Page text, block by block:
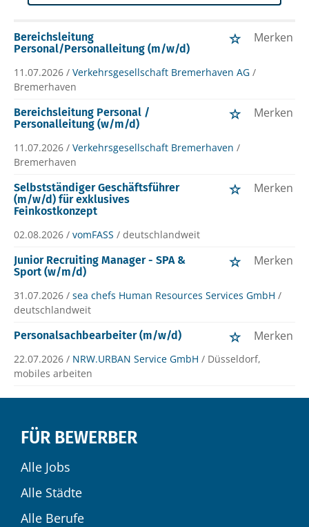
Bereichsleitung
Personal/Personalleitung (m/w/d)
Merken
11.07.2026 / Verkehrsgesellschaft Bremerhaven AG /
Bremerhaven
Bereichsleitung Personal /
Personalleitung (w/m/d)
Merken
11.07.2026 / Verkehrsgesellschaft Bremerhaven /
Bremerhaven
Selbstständiger Geschäftsführer
(m/w/d) für exklusives
Feinkostkonzept
Merken
02.08.2026 / vomFASS / deutschlandweit
Junior Recruiting Manager - SPA &
Sport (w/m/d)
Merken
31.07.2026 / sea chefs Human Resources Services GmbH /
deutschlandweit
Personalsachbearbeiter (m/w/d)
Merken
22.07.2026 / NRW.URBAN Service GmbH / Düsseldorf,
mobiles arbeiten
FÜR BEWERBER
Alle Jobs
Alle Städte
Alle Berufe